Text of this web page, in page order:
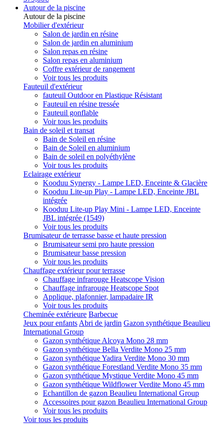
Autour de la piscine
Autour de la piscine
Mobilier d'extérieur
Salon de jardin en résine
Salon de jardin en aluminium
Salon repas en résine
Salon repas en aluminium
Coffre extérieur de rangement
Voir tous les produits
Fauteuil d'extérieur
fauteuil Outdoor en Plastique Résistant
Fauteuil en résine tressée
Fauteuil gonflable
Voir tous les produits
Bain de soleil et transat
Bain de Soleil en résine
Bain de Soleil en aluminium
Bain de soleil en polyéthylène
Voir tous les produits
Eclairage extérieur
Kooduu Synergy - Lampe LED, Enceinte & Glacière
Kooduu Lite-up Play - Lampe LED, Enceinte JBL
intégrée
Kooduu Lite-up Play Mini - Lampe LED, Enceinte
JBL intégrée (1549)
Voir tous les produits
Brumisateur de terrasse basse et haute pression
Brumisateur semi pro haute pression
Brumisateur basse pression
Voir tous les produits
Chauffage extérieur pour terrasse
Chauffage infrarouge Heatscope Vision
Chauffage infrarouge Heatscope Spot
Applique, plafonnier, lampadaire IR
Voir tous les produits
Cheminée extérieure Barbecue
Jeux pour enfants Abri de jardin Gazon synthétique Beaulieu
International Group
Gazon synthétique Alcoya Mono 28 mm
Gazon synthétique Bella Verdite Mono 25 mm
Gazon synthétique Yadira Verdite Mono 30 mm
Gazon synthétique Forestland Verdite Mono 35 mm
Gazon synthétique Mystique Verdite Mono 45 mm
Gazon synthétique Wildflower Verdite Mono 45 mm
Echantillon de gazon Beaulieu International Group
Accessoires pour gazon Beaulieu International Group
Voir tous les produits
Voir tous les produits